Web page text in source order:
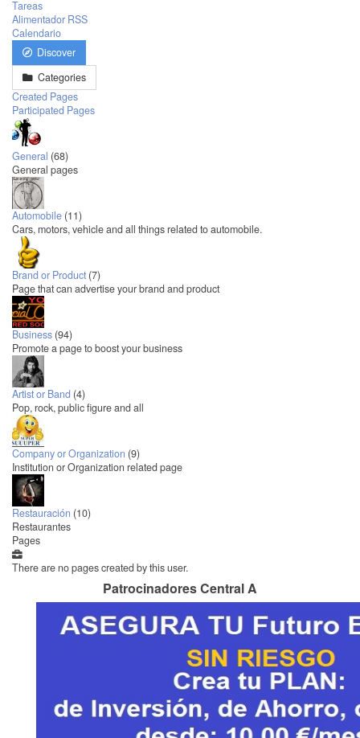
Tareas
Alimentador RSS
Calendario
Discover
Categories
Created Pages
Participated Pages
General (68)
General pages
Automobile (11)
Cars, motors, vehicle and all things related to automobile.
Brand or Product (7)
Page that can advertise your brand and product
Business (94)
Promote a page to boost your business
Artist or Band (4)
Pop, rock, public figure and all
Company or Organization (9)
Institution or Organization related page
Restauración (10)
Restaurantes
Pages
There are no pages created by this user.
Patrocinadores Central A